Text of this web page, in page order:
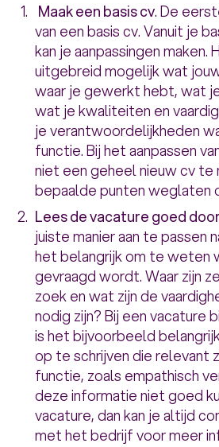
Maak een basis cv. De
van een basis cv. Vanuit je
kan je aanpassingen maken.
uitgebreid mogelijk wat
waar je gewerkt hebt, wat
wat je kwaliteiten en
je verantwoordelijkheden
functie. Bij het aanpassen
niet een geheel nieuw cv te
bepaalde punten weglaten
Lees de vacature goed door
juiste manier aan te passen
het belangrijk om te weten
gevraagd wordt. Waar zijn
zoek en wat zijn de
nodig zijn? Bij een vacature
is het bijvoorbeeld
op te schrijven die relevant
functie, zoals empathisch
deze informatie niet goed
vacature, dan kan je altijd
met het bedrijf voor meer